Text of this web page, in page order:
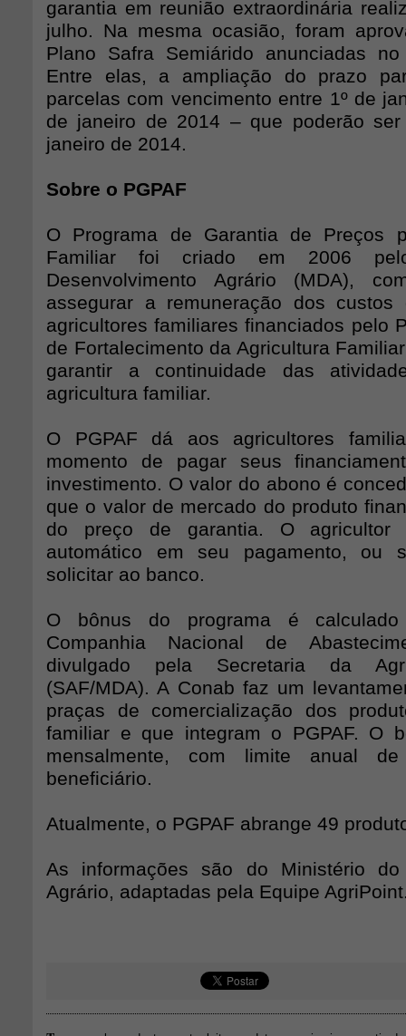
garantia em reunião extraordinária
julho. Na mesma ocasião, foram
Plano Safra Semiárido anunciadas
Entre elas, a ampliação do prazo
parcelas com vencimento entre 1º de
de janeiro de 2014 – que poderão
janeiro de 2014.
Sobre o PGPAF
O Programa de Garantia de Preços
Familiar foi criado em 2006
Desenvolvimento Agrário (MDA),
assegurar a remuneração dos custos
agricultores familiares financiados pelo
de Fortalecimento da Agricultura
garantir a continuidade das
agricultura familiar.
O PGPAF dá aos agricultores
momento de pagar seus
investimento. O valor do abono é
que o valor de mercado do produto
do preço de garantia. O agricultor
automático em seu pagamento, ou
solicitar ao banco.
O bônus do programa é
Companhia Nacional de
divulgado pela Secretaria da
(SAF/MDA). A Conab faz um
praças de comercialização dos
familiar e que integram o PGPAF. O
mensalmente, com limite anual
beneficiário.
Atualmente, o PGPAF abrange 49
As informações são do Ministério do
Agrário, adaptadas pela Equipe